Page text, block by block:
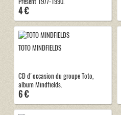
4 €
TOTO MINDFIELDS
CD d'occasion du groupe Toto,
album Mindfields.
6 €